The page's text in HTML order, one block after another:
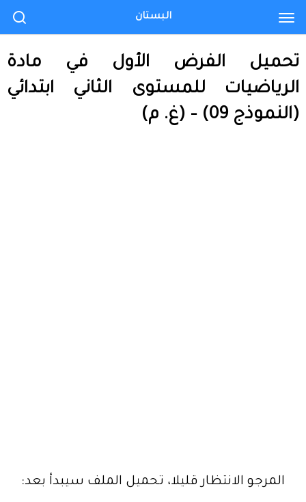
تحميل الفرض الأول في مادة
الرياضيات للمستوى الثاني ابتدائي
(النموذج 09) – (غ. م)
المرجو الانتظار قليلا، تحميل الملف سيبدأ بعد:
البستان